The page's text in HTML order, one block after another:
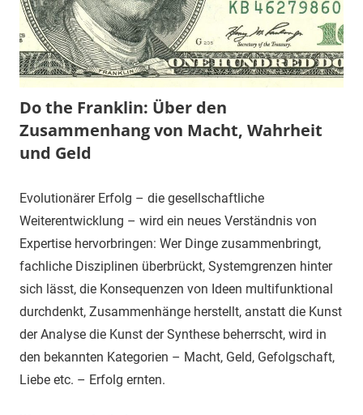
Do the Franklin: Über den
Zusammenhang von Macht, Wahrheit
und Geld
Evolutionärer Erfolg – die gesellschaftliche
Weiterentwicklung – wird ein neues Verständnis von
Expertise hervorbringen: Wer Dinge zusammenbringt,
fachliche Disziplinen überbrückt, Systemgrenzen hinter
sich lässt, die Konsequenzen von Ideen multifunktional
durchdenkt, Zusammenhänge herstellt, anstatt die Kunst
der Analyse die Kunst der Synthese beherrscht, wird in
den bekannten Kategorien – Macht, Geld, Gefolgschaft,
Liebe etc. – Erfolg ernten.